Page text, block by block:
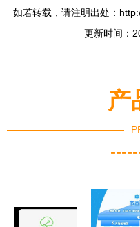
如若转载，请注明出处：
更新时间：
产